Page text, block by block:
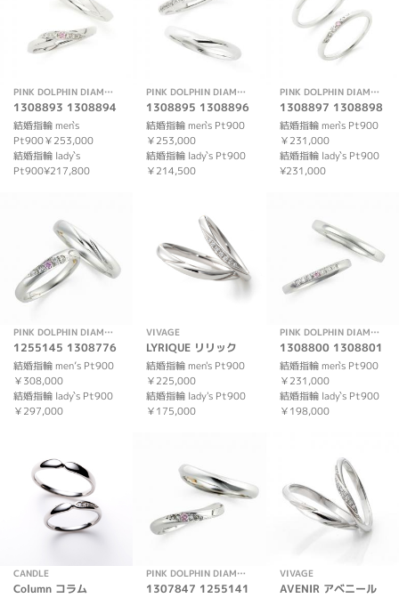
PINK DOLPHIN DIAMOND
1308893 1308894
結婚指輪 men`s
Pt900￥253,000
結婚指輪 lady`s
Pt900¥217,800
PINK DOLPHIN DIAMOND
1308895 1308896
結婚指輪 men`s Pt900
￥253,000
結婚指輪 lady`s Pt900
￥214,500
PINK DOLPHIN DIAMOND
1308897 1308898
結婚指輪 men`s Pt900
￥231,000
結婚指輪 lady`s Pt900
¥231,000
PINK DOLPHIN DIAMOND
1255145 1308776
結婚指輪 men’s Pt900
￥308,000
結婚指輪 lady`s Pt900
￥297,000
VIVAGE
LYRIQUE リリック
結婚指輪 men's Pt900
￥225,000
結婚指輪 lady's Pt900
￥175,000
PINK DOLPHIN DIAMOND
1308800 1308801
結婚指輪 men`s Pt900
￥231,000
結婚指輪 lady`s Pt900
￥198,000
CANDLE
Column コラム
PINK DOLPHIN DIAMOND
1307847 1255141
VIVAGE
AVENIR アベニール